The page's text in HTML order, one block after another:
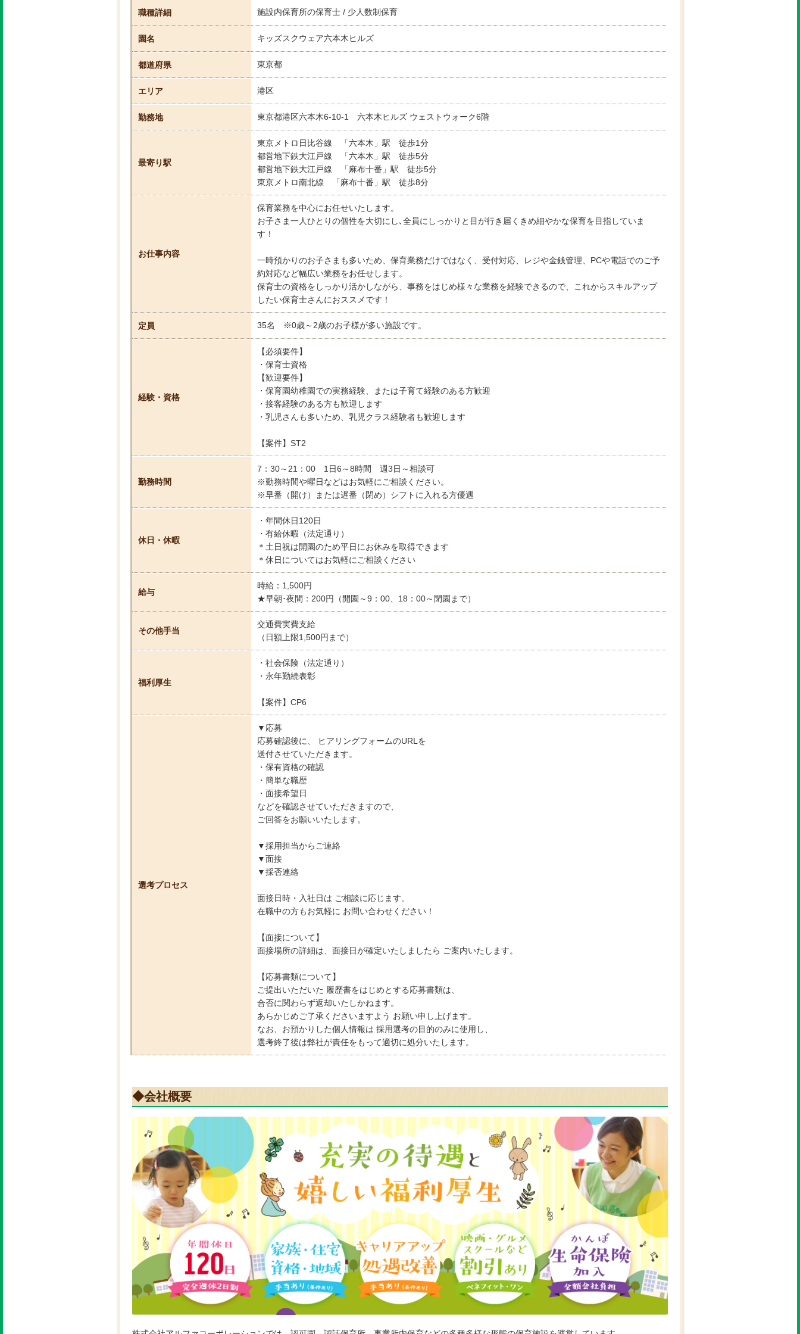
職種詳細 施設内保育所の保育士 / 少人数制保育
園名 キッズスクウェア六本木ヒルズ
都道府県 東京都
エリア 港区
勤務地 東京都港区六本木6-10-1 六本木ヒルズ ウェストウォーク6階
最寄り駅
東京メトロ日比谷線 「六本木」駅 徒歩1分
都営地下鉄大江戸線 「六本木」駅 徒歩5分
都営地下鉄大江戸線 「麻布十番」駅 徒歩5分
東京メトロ南北線 「麻布十番」駅 徒歩8分
お仕事内容
保育業務を中心にお任せいたします。
お子さま一人ひとりの個性を大切にし､全員にしっかりと目が行き届くきめ細やかな保育を目指していま
す！
一時預かりのお子さまも多いため、保育業務だけではなく、受付対応、レジや金銭管理、PCや電話でのご予
約対応など幅広い業務をお任せします。
保育士の資格をしっかり活かしながら、事務をはじめ様々な業務を経験できるので、これからスキルアップ
したい保育士さんにおススメです！
定員 35名 ※0歳～2歳のお子様が多い施設です。
経験・資格
【必須要件】
・保育士資格
【歓迎要件】
・保育園幼稚園での実務経験、または子育て経験のある方歓迎
・接客経験のある方も歓迎します
・乳児さんも多いため、乳児クラス経験者も歓迎します
【案件】ST2
勤務時間
7：30～21：00 1日6～8時間 週3日～相談可
※勤務時間や曜日などはお気軽にご相談ください。
※早番（開け）または遅番（閉め）シフトに入れる方優遇
休日・休暇
・年間休日120日
・有給休暇（法定通り）
＊土日祝は開園のため平日にお休みを取得できます
＊休日についてはお気軽にご相談ください
給与
時給：1,500円
★早朝･夜間：200円（開園～9：00、18：00～閉園まで）
その他手当
交通費実費支給
（日額上限1,500円まで）
福利厚生
・社会保険（法定通り）
・永年勤続表彰
【案件】CP6
選考プロセス
▼応募
応募確認後に、 ヒアリングフォームのURLを
送付させていただきます。
・保有資格の確認
・簡単な職歴
・面接希望日
などを確認させていただきますので、
ご回答をお願いいたします。
▼採用担当からご連絡
▼面接
▼採否連絡
面接日時・入社日は ご相談に応じます。
在職中の方もお気軽に お問い合わせください！
【面接について】
面接場所の詳細は、面接日が確定いたしましたら ご案内いたします。
【応募書類について】
ご提出いただいた 履歴書をはじめとする応募書類は、
合否に関わらず返却いたしかねます。
あらかじめご了承くださいますよう お願い申し上げます。
なお、お預かりした個人情報は 採用選考の目的のみに使用し、
選考終了後は弊社が責任をもって適切に処分いたします。
◆会社概要